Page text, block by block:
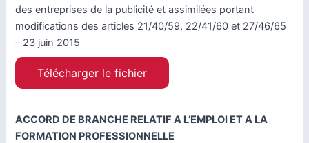
des entreprises de la publicité et assimilées portant
modifications des articles 21/40/59, 22/41/60 et 27/46/65
– 23 juin 2015
Télécharger le fichier
ACCORD DE BRANCHE RELATIF A L’EMPLOI ET A LA
FORMATION PROFESSIONNELLE